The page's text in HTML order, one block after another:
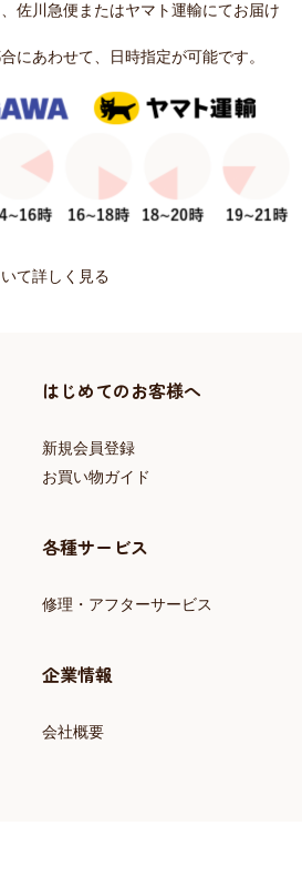
佐川急便またはヤマト運輸にてお届け
にあわせて、日時指定が可能です。
て詳しく見る
はじめてのお客様へ
新規会員登録
お買い物ガイド
各種サービス
修理・アフターサービス
企業情報
会社概要